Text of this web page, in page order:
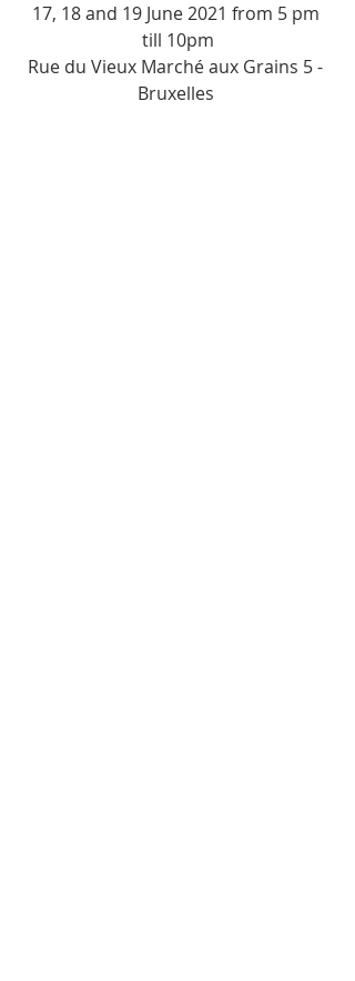
17, 18 and 19 June 2021 from 5 pm
till 10pm
Rue du Vieux Marché aux Grains 5 -
Bruxelles